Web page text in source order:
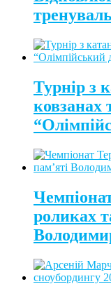
Турнір з
ковзанах
роликах